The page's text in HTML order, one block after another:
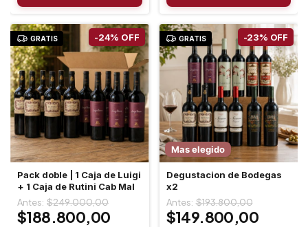
GRATIS
Pack doble | 1 Caja de Luigi
+ 1 Caja de Rutini Cab Mal
-24% OFF
$188.800,00
$249.000,00
GRATIS
Mas elegido
Degustacion de Bodegas
x2
-23% OFF
$149.800,00
$193.800,00